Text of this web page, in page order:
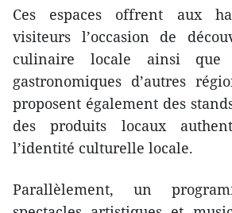
Ces espaces offrent aux
visiteurs l’occasion de
culinaire locale ainsi que
gastronomiques d’autres
proposent également des
des produits locaux
l’identité culturelle locale.
Parallèlement, un